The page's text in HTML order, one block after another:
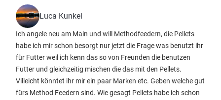
Luca Kunkel
Ich angele neu am Main und will Methodfeedern, die Pellets
habe ich mir schon besorgt nur jetzt die Frage was benutzt ihr
für Futter weil ich kenn das so von Freunden die benutzen
Futter und gleichzeitig mischen die das mit den Pellets.
Villeicht könntet ihr mir ein paar Marken etc. Geben welche gut
fürs Method Feedern sind. Wie gesagt Pellets habe ich schon